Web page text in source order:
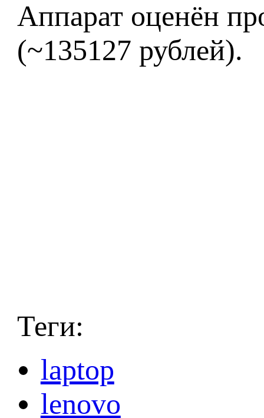
Аппарат оценён
(~135127 рублей).
Теги:
laptop
lenovo